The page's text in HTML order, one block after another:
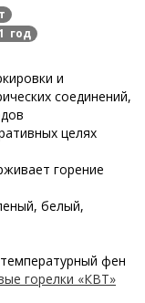
год
и
соединений,
целях
горение
белый,
фен
горелки «КВТ»